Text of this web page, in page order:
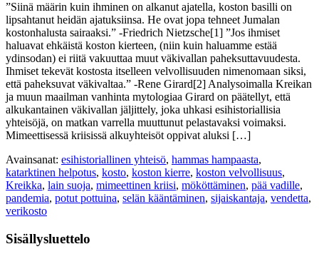
”Siinä määrin kuin ihminen on alkanut ajatella, koston basilli on
lipsahtanut heidän ajatuksiinsa. He ovat jopa tehneet Jumalan
kostonhalusta sairaaksi.” -Friedrich Nietzsche[1] ”Jos ihmiset
haluavat ehkäistä koston kierteen, (niin kuin haluamme estää
ydinsodan) ei riitä vakuuttaa muut väkivallan paheksuttavuudesta.
Ihmiset tekevät kostosta itselleen velvollisuuden nimenomaan siksi,
että paheksuvat väkivaltaa.” -Rene Girard[2] Analysoimalla Kreikan
ja muun maailman vanhinta mytologiaa Girard on päätellyt, että
alkukantainen väkivallan jäljittely, joka uhkasi esihistoriallisia
yhteisöjä, on matkan varrella muuttunut pelastavaksi voimaksi.
Mimeettisessä kriisissä alkuyhteisöt oppivat aluksi […]
Avainsanat: esihistoriallinen yhteisö, hammas hampaasta,
katarktinen helpotus, kosto, koston kierre, koston velvollisuus,
Kreikka, lain suoja, mimeettinen kriisi, mököttäminen, pää vadille,
pandemia, potut pottuina, selän kääntäminen, sijaiskantaja, vendetta,
verikosto
Sisällysluettelo